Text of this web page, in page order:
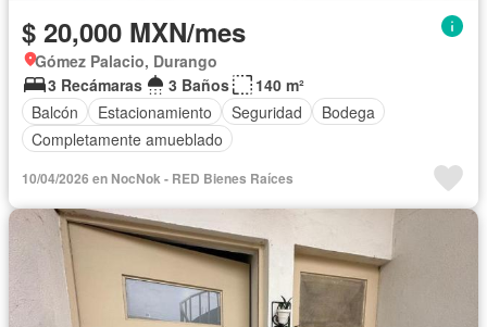
$ 20,000 MXN/mes
Gómez Palacio, Durango
3 Recámaras
3 Baños
140 m²
Balcón
Estacionamiento Seguridad
Bodega
Completamente amueblado
10/04/2026 en NocNok - RED Bienes Raíces